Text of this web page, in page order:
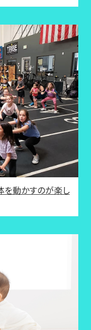
を動かすのが楽し